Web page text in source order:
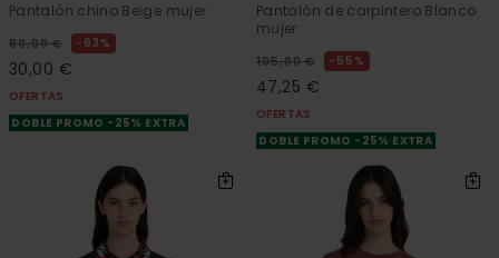
Pantalón chino Beige mujer
80,00 € 63%
30,00 €
OFERTAS
DOBLE PROMO -25% EXTRA
Pantalón de carpintero Blanco
mujer
105,00 € 55%
47,25 €
OFERTAS
DOBLE PROMO -25% EXTRA